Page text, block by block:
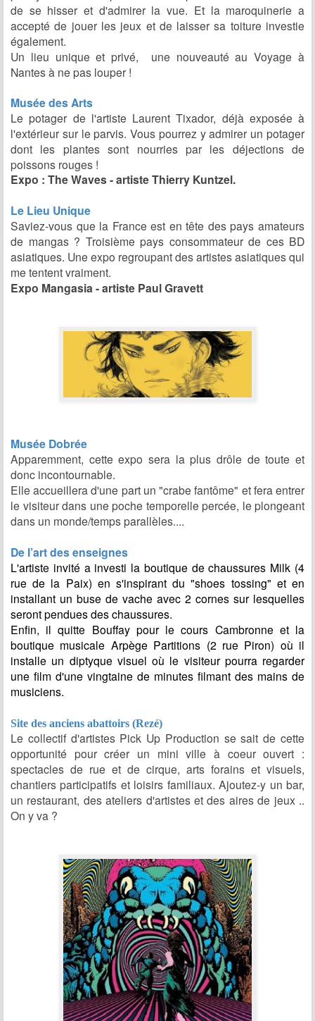
de se hisser et d'admirer la vue. Et la maroquinerie a
accepté de jouer les jeux et de laisser sa toiture investie
également.
Un lieu unique et privé, une nouveauté au Voyage à
Nantes à ne pas louper !
Musée des Arts
Le potager de l'artiste Laurent Tixador, déjà exposée à
l'extérieur sur le parvis. Vous pourrez y admirer un potager
dont les plantes sont nourries par les déjections de
poissons rouges !
Expo : The Waves - artiste Thierry Kuntzel.
Le Lieu Unique
Saviez-vous que la France est en tête des pays amateurs
de mangas ? Troisième pays consommateur de ces BD
asiatiques. Une expo regroupant des artistes asiatiques qui
me tentent vraiment.
Expo Mangasia - artiste Paul Gravett
Musée Dobrée
Apparemment, cette expo sera la plus drôle de toute et
donc incontournable.
Elle accueillera d'une part un "crabe fantôme" et fera entrer
le visiteur dans une poche temporelle percée, le plongeant
dans un monde/temps parallèles....
De l’art des enseignes
L'artiste invité a investi la boutique de chaussures Milk (4
rue de la Paix) en s'inspirant du "shoes tossing" et en
installant un buse de vache avec 2 cornes sur lesquelles
seront pendues des chaussures.
Enfin, il quitte Bouffay pour le cours Cambronne et la
boutique musicale Arpège Partitions (2 rue Piron) où il
installe un diptyque visuel où le visiteur pourra regarder
une film d'une vingtaine de minutes filmant des mains de
musiciens.
Site des anciens abattoirs (Rezé)
Le collectif d'artistes Pick Up Production se sait de cette
opportunité pour créer un mini ville à coeur ouvert :
spectacles de rue et de cirque, arts forains et visuels,
chantiers participatifs et loisirs familiaux. Ajoutez-y un bar,
un restaurant, des ateliers d'artistes et des aires de jeux ..
On y va ?